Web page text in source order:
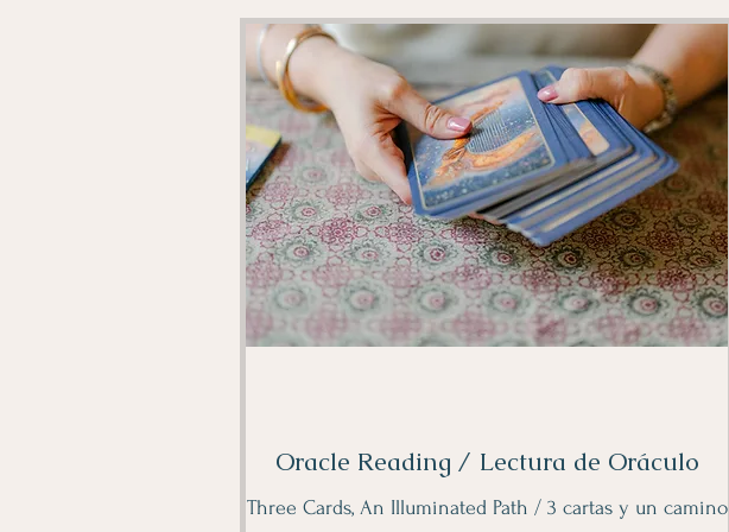
Oracle Reading / Lectura de Oráculo
Three Cards, An Illuminated Path / 3 cartas y un camino